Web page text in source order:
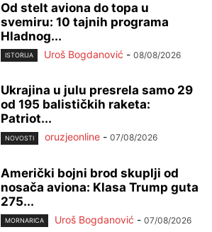
Od stelt aviona do topa u
svemiru: 10 tajnih programa
Hladnog...
ISTORIJA Uroš Bogdanović - 08/08/2026
Ukrajina u julu presrela samo 29
od 195 balističkih raketa:
Patriot...
NOVOSTI oruzjeonline - 07/08/2026
Američki bojni brod skuplji od
nosača aviona: Klasa Trump guta
275...
MORNARICA Uroš Bogdanović - 07/08/2026